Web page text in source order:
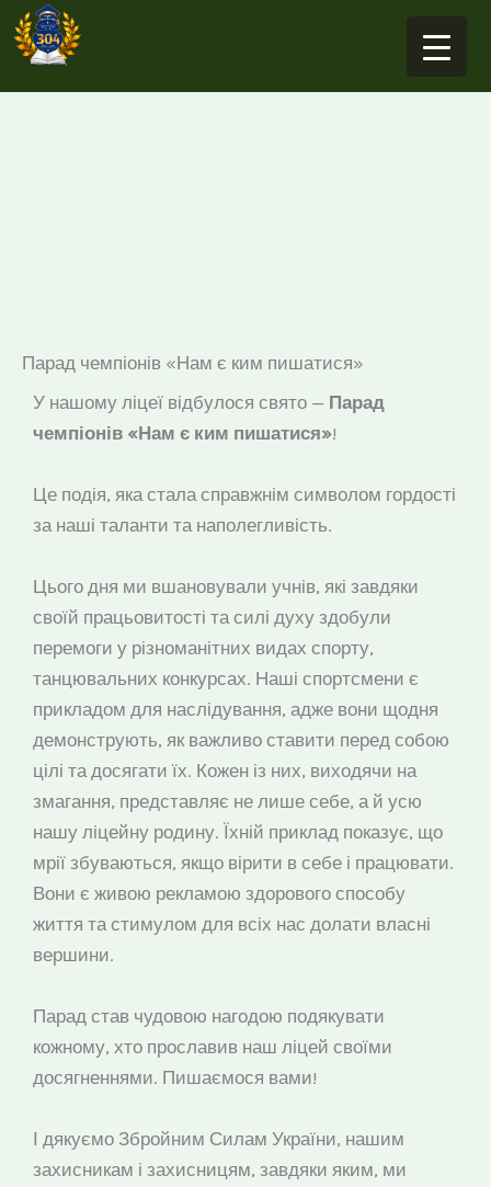
Перейти
до
Парад чемпіонів «Нам є ким пишатися»
У нашому ліцеї відбулося свято — Парад
чемпіонів «Нам є ким пишатися»!
Це подія, яка стала справжнім символом гордості
за наші таланти та наполегливість.
Цього дня ми вшановували учнів, які завдяки
своїй працьовитості та силі духу здобули
перемоги у різноманітних видах спорту,
танцювальних конкурсах. Наші спортсмени є
прикладом для наслідування, адже вони щодня
демонструють, як важливо ставити перед собою
цілі та досягати їх. Кожен із них, виходячи на
змагання, представляє не лише себе, а й усю
нашу ліцейну родину. Їхній приклад показує, що
мрії збуваються, якщо вірити в себе і працювати.
Вони є живою рекламою здорового способу
життя та стимулом для всіх нас долати власні
вершини.
Парад став чудовою нагодою подякувати
кожному, хто прославив наш ліцей своїми
досягненнями. Пишаємося вами!
І дякуємо Збройним Силам України, нашим
захисникам і захисницям, завдяки яким, ми